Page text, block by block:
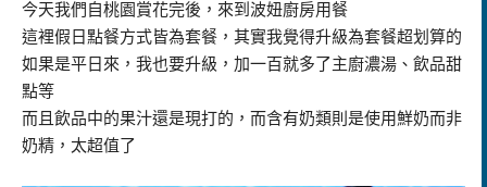
今天我們自桃園賞花完後，來到波妞廚房用餐
這裡假日點餐方式皆為套餐，其實我覺得升級為套餐超划算的
如果是平日來，我也要升級，加一百就多了主廚濃湯、飲品甜
點等
而且飲品中的果汁還是現打的，而含有奶類則是使用鮮奶而非
奶精，太超值了